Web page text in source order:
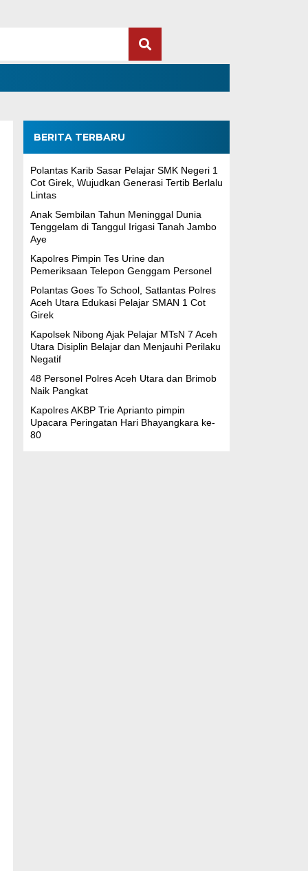
BERITA TERBARU
Polantas Karib Sasar Pelajar SMK Negeri 1
Cot Girek, Wujudkan Generasi Tertib Berlalu
Lintas
Anak Sembilan Tahun Meninggal Dunia
Tenggelam di Tanggul Irigasi Tanah Jambo
Aye
Kapolres Pimpin Tes Urine dan
Pemeriksaan Telepon Genggam Personel
Polantas Goes To School, Satlantas Polres
Aceh Utara Edukasi Pelajar SMAN 1 Cot
Girek
Kapolsek Nibong Ajak Pelajar MTsN 7 Aceh
Utara Disiplin Belajar dan Menjauhi Perilaku
Negatif
48 Personel Polres Aceh Utara dan Brimob
Naik Pangkat
Kapolres AKBP Trie Aprianto pimpin
Upacara Peringatan Hari Bhayangkara ke-
80